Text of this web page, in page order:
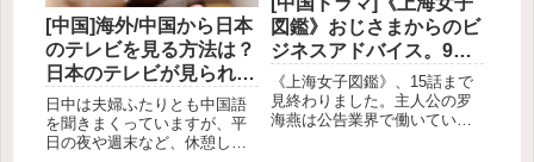
[中国]海外/中国から日本
のテレビを見る方法は？
日本のテレビが見られる
アプリ・リンク一覧まと
め【2019年最新】
日中は夫婦ふたりとも中国語
を聞きまくっていますが、平
日の夜や週末など、休憩して
図鑑》おじさまからのビ
ジネスアドバイス。9
話、15話
《上海女子図鑑》、15話まで
見終わりました。主人公の罗
海燕は公告業界で働いていま